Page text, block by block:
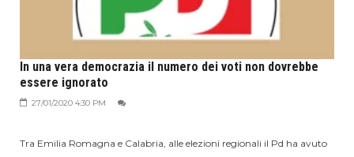
In una vera democrazia il numero dei voti non dovrebbe
essere ignorato
27/01/2020 4:30 PM
Tra Emilia Romagna e Calabria, alle elezioni regionali il Pd ha avuto